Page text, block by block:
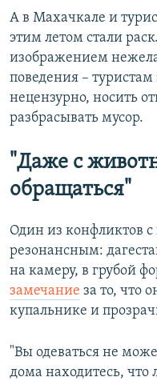
А в Махачкале и
этим летом стали
изображением
поведения –
нецензурно, носить
разбрасывать мусор.
"Даже с
обращаться"
Один из конфликтов
резонансным:
на камеру, в грубой
замечание за то, что
купальнике и
"Вы одеваться не
дома находитесь, что